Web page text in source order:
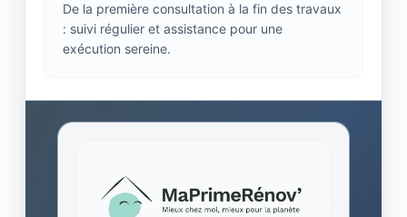
De la première consultation à la fin des travaux
: suivi régulier et assistance pour une
exécution sereine.